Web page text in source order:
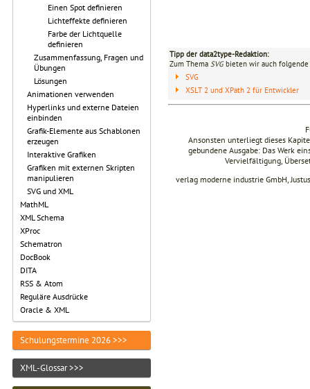
Einen Spot definieren
Lichteffekte definieren
Farbe der Lichtquelle
definieren
Zusammenfassung, Fragen und
Übungen
Lösungen
Animationen verwenden
Hyperlinks und externe Dateien
einbinden
Grafik-Elemente aus Schablonen
erzeugen
Interaktive Grafiken
Grafiken mit externen Skripten
manipulieren
SVG und XML
MathML
XML Schema
XProc
Schematron
DocBook
DITA
RSS & Atom
Reguläre Ausdrücke
Oracle & XML
Schulungstermine 2026 >>>
XML-Glossar >>>
Tipp der data2type-Redaktion:
Zum Thema SVGbieten wir auch folgende
SVG
XSLT 2 und XPath 2 für Entwickler
Ansonsten unterliegt dieses
gebundene Ausgabe: Das Werk
Vervielfältigung,
verlag moderne industrie GmbH,